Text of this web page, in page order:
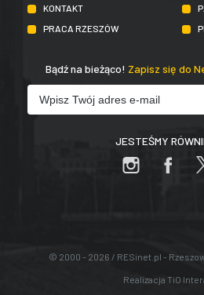
KONTAKT
PRACA RZESZÓW
Bądź na bieżąco! Zapisz się do
JESTEŚMY
© 2000 - 2026 / RESinet.pl -
Realizacja TiO